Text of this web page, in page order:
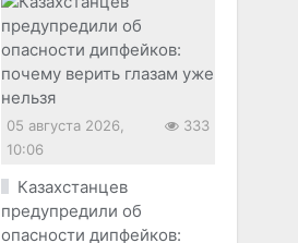
05 августа 2026,
10:06
333
Казахстанцев
предупредили об
опасности дипфейков: